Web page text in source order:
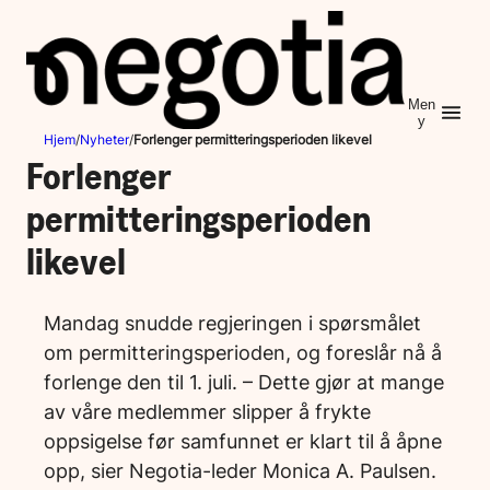
innhold
Men
y
Hjem/Nyheter/Forlenger permitteringsperioden likevel
Forlenger
permitteringsperioden
likevel
Mandag snudde regjeringen i spørsmålet
om permitteringsperioden, og foreslår nå å
forlenge den til 1. juli. – Dette gjør at mange
av våre medlemmer slipper å frykte
oppsigelse før samfunnet er klart til å åpne
opp, sier Negotia-leder Monica A. Paulsen.